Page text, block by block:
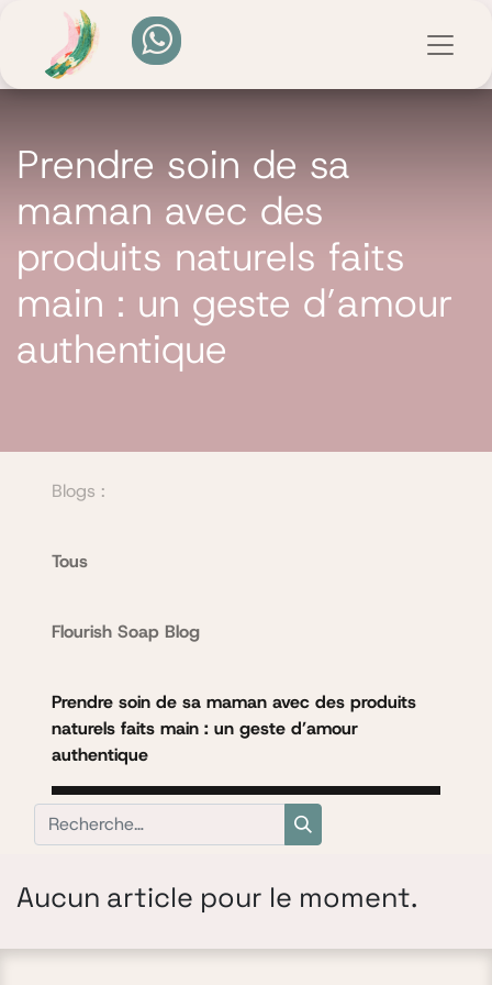
Prendre soin de sa
maman avec des
produits naturels faits
main : un geste d’amour
authentique
Blogs :
Tous
Flourish Soap Blog
Prendre soin de sa maman avec des produits
naturels faits main : un geste d’amour
authentique
Aucun article pour le moment.